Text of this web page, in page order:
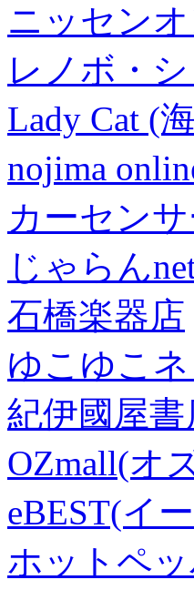
ニッセン
レノボ・
Lady Cat (
nojima
カーセンサ
じゃらん
石橋楽器店
ゆこゆこネ
紀伊國屋
OZmall(オ
eBEST(イ
ホットペ